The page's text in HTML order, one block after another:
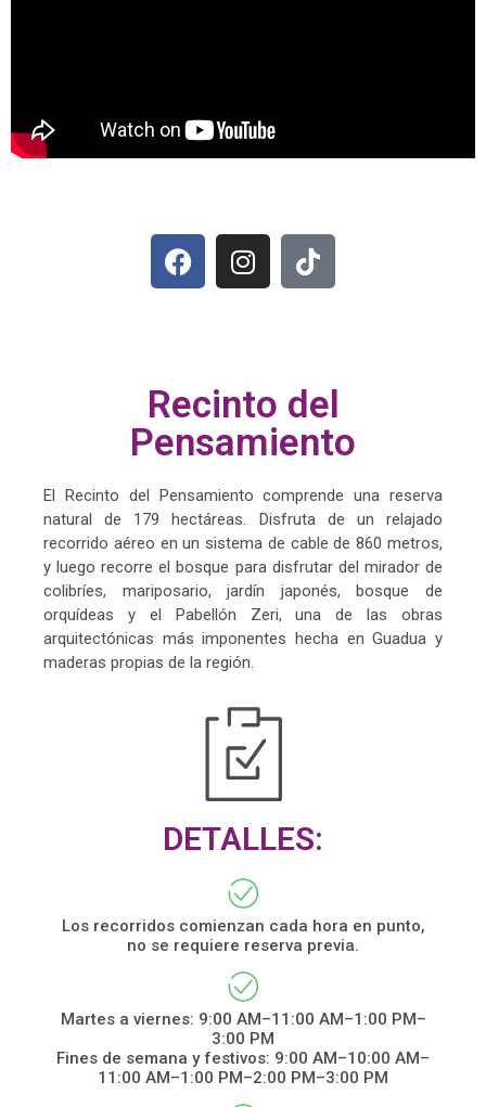
Recinto del
Pensamiento
El Recinto del Pensamiento comprende una reserva
natural de 179 hectáreas. Disfruta de un relajado
recorrido aéreo en un sistema de cable de 860 metros,
y luego recorre el bosque para disfrutar del mirador de
colibríes, mariposario, jardín japonés, bosque de
orquídeas y el Pabellón Zeri, una de las obras
arquitectónicas más imponentes hecha en Guadua y
maderas propias de la región.
DETALLES:
Los recorridos comienzan cada hora en punto,
no se requiere reserva previa.
Martes a viernes: 9:00 AM–11:00 AM–1:00 PM–
3:00 PM
Fines de semana y festivos: 9:00 AM–10:00 AM–
11:00 AM–1:00 PM–2:00 PM–3:00 PM